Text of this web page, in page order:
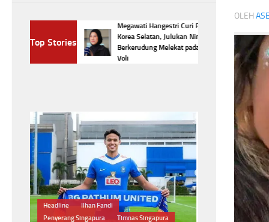
OLEH
Top Stories
3 Jadi
Megawati Hangestri Curi Perhatian
Korea Selatan, Julukan Ninja
Berkerudung Melekat pada Sang Bintang
Voli